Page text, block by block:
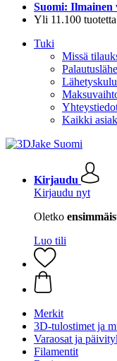
Suomi: Ilmainen
Yli 11.100 tuotetta
Tuki
Missä
Kaikki
Kirjaudu
Kirjaudu nyt
Oletko
Luo tili
Merkit
3D-tulostimet ja
Varaosat ja
Filamentit